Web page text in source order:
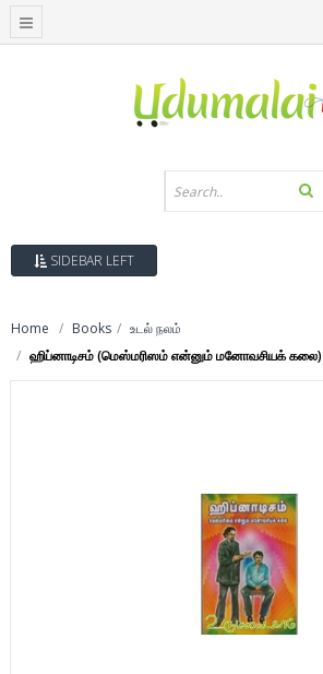
SIDEBAR LEFT
Home Books
உடல் நலம்
ஹிப்னாடிசம் (மெஸ்மரிஸம் என்னும் மனோவசியக் கலை)